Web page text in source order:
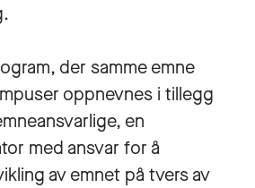
der samme emne
oppnevnes i tillegg
en
med ansvar for å
av emnet på tvers av